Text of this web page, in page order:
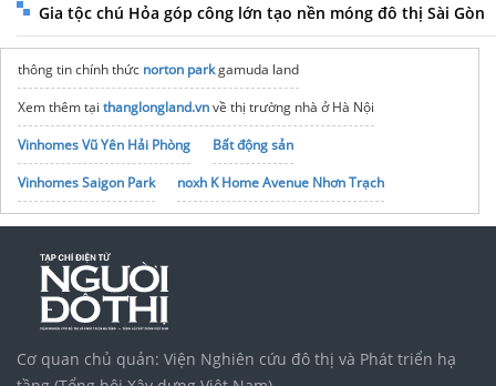
Gia tộc chú Hỏa góp công lớn tạo nền móng đô thị Sài Gòn
thông tin chính thức norton parkgamuda land
Xem thêm tại thanglongland.vnvề thị trường nhà ở Hà Nội
Vinhomes Vũ Yên Hải Phòng
Bất động sản
Vinhomes Saigon Park
noxh K Home Avenue Nhơn Trạch
Tập đoàn Bcons Group
Cơ quan chủ quản: Viện Nghiên cứu đô thị và Phát triển hạ